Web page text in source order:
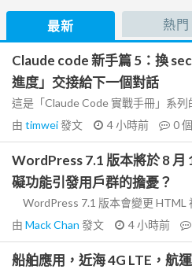
最新 熱門
Claude code 新手篇 5：換
進度」交接給下一個對話
這是「Claude Code 實戰手冊」系列
由 timwei發文 4 小時前 0
WordPress 7.1 版本將於 8 月
礙功能引發用戶群的擔憂？
WordPress 7.1 版本會變更 HTML
由 Mack Chan 發文 4 小時前
船舶應用，近海 4G LTE，航